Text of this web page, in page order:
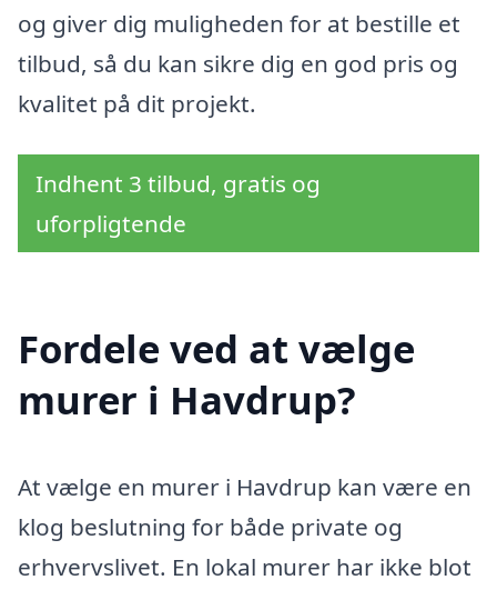
og giver dig muligheden for at bestille et
tilbud, så du kan sikre dig en god pris og
kvalitet på dit projekt.
Indhent 3 tilbud, gratis og
uforpligtende
Fordele ved at vælge
murer i Havdrup?
At vælge en murer i Havdrup kan være en
klog beslutning for både private og
erhvervslivet. En lokal murer har ikke blot